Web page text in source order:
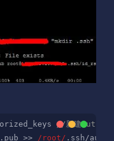
//新建
>> /root/ .ssh/